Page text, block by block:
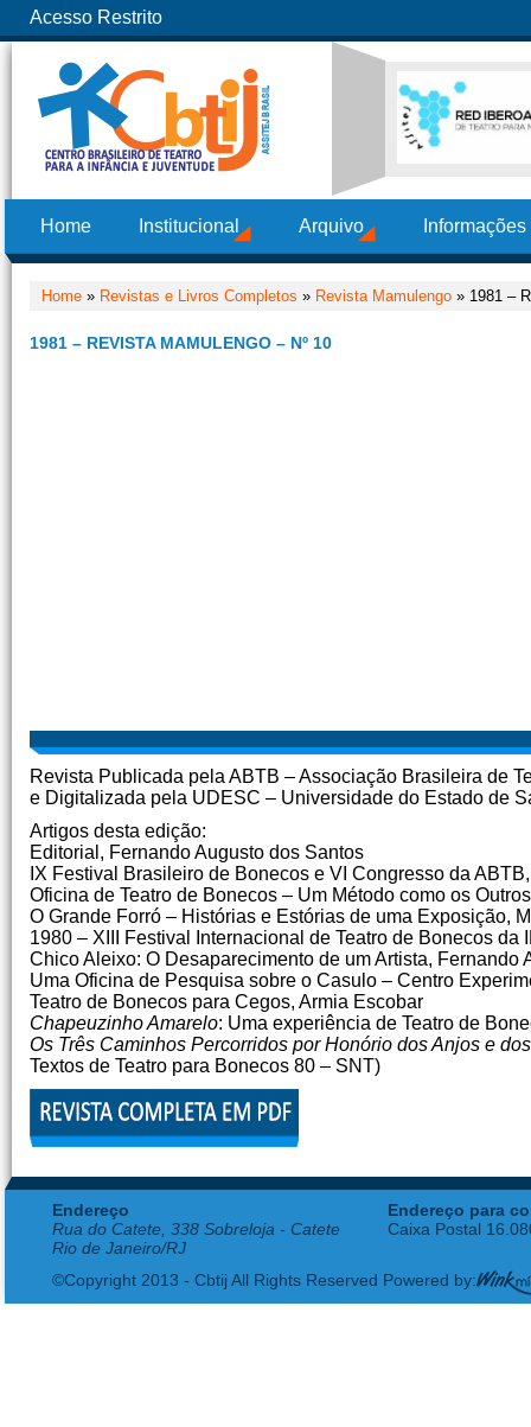
Acesso Restrito
Home Institucional Arquivo
Home » Revistas e Livros Completos » Revista Mamulengo » 1981 –
1981 – REVISTA MAMULENGO – Nº 10
Revista Publicada pela ABTB – Associação Brasileira de
e Digitalizada pela UDESC – Universidade do Estado de
Artigos desta edição:
Editorial, Fernando Augusto dos Santos
IX Festival Brasileiro de Bonecos e VI Congresso da
Oficina de Teatro de Bonecos – Um Método como os
O Grande Forró – Histórias e Estórias de uma Exposição,
1980 – XIII Festival Internacional de Teatro de Bonecos da
Chico Aleixo: O Desaparecimento de um Artista, Fernando
Uma Oficina de Pesquisa sobre o Casulo – Centro
Teatro de Bonecos para Cegos, Armia Escobar
Chapeuzinho Amarelo: Uma experiência de Teatro de
Os Três Caminhos Percorridos por Honório dos Anjos e
Textos de Teatro para Bonecos 80 – SNT)
Endereço
Rua do Catete, 338 Sobreloja - Catete
Rio de Janeiro/RJ
Endereço para
Caixa Postal
©Copyright 2013 - Cbtij All Rights Reserved Powered by: